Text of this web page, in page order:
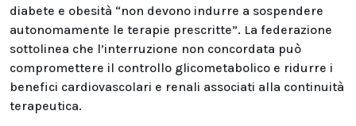
diabete e obesità “non devono indurre a sospendere
autonomamente le terapie prescritte”. La federazione
sottolinea che l’interruzione non concordata può
compromettere il controllo glicometabolico e ridurre i
benefici cardiovascolari e renali associati alla continuità
terapeutica.